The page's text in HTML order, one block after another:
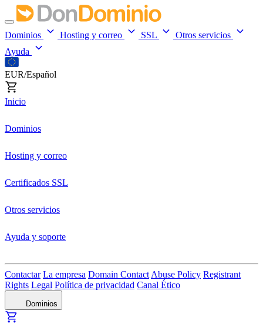
Dominios Hosting y correo SSL
Otros servicios
Ayuda
EUR/Español
Inicio
Dominios
Hosting y correo
Certificados SSL
Otros servicios
Ayuda y soporte
Contactar La empresa Domain Contact Abuse Policy Registrant
Rights Legal Política de privacidad Canal Ético
Dominios